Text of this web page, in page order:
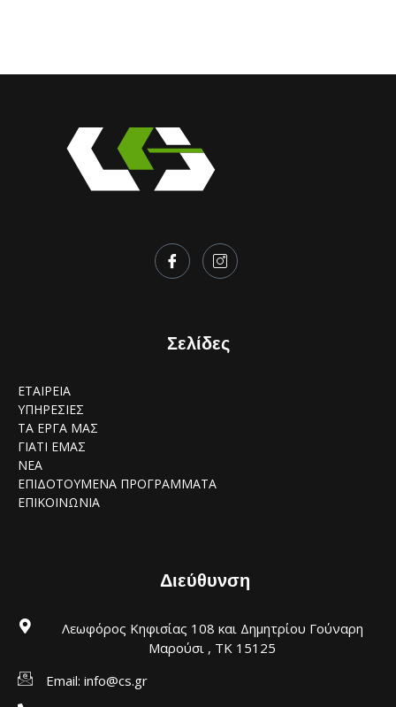
Σελίδες
ΕΤΑΙΡΕΙΑ
ΥΠΗΡΕΣΙΕΣ
ΤΑ ΕΡΓΑ ΜΑΣ
ΓΙΑΤΙ ΕΜΑΣ
NEA
ΕΠΙΔΟΤΟΥΜΕΝΑ ΠΡΟΓΡΑΜΜΑΤΑ
ΕΠΙΚΟΙΝΩΝΙΑ
Διεύθυνση
Λεωφόρος Κηφισίας 108 και Δημητρίου Γούναρη
Μαρούσι , ΤΚ 15125
Email: info@cs.gr